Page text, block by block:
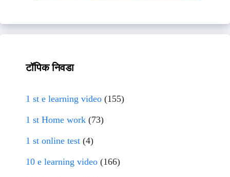
टॉपिक निवडा
1 st e learning video (155)
1 st Home work (73)
1 st online test (4)
10 e learning video (166)